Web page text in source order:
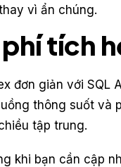
vì ẩn chúng.
tích
đơn giản với SQL
thông suốt và
tập trung.
khi bạn cần cập